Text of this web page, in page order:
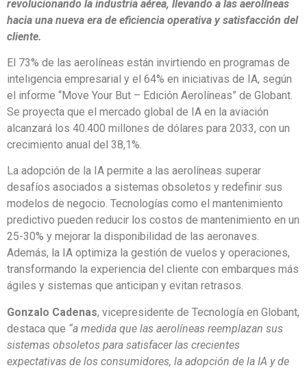
revolucionando la industria aérea, llevando a las aerolíneas
hacia una nueva era de eficiencia operativa y satisfacción del
cliente.
El 73% de las aerolíneas están invirtiendo en programas de
inteligencia empresarial y el 64% en iniciativas de IA, según
el informe “Move Your But – Edición Aerolíneas” de Globant.
Se proyecta que el mercado global de IA en la aviación
alcanzará los 40.400 millones de dólares para 2033, con un
crecimiento anual del 38,1%.
La adopción de la IA permite a las aerolíneas superar
desafíos asociados a sistemas obsoletos y redefinir sus
modelos de negocio. Tecnologías como el mantenimiento
predictivo pueden reducir los costos de mantenimiento en un
25-30% y mejorar la disponibilidad de las aeronaves.
Además, la IA optimiza la gestión de vuelos y operaciones,
transformando la experiencia del cliente con embarques más
ágiles y sistemas que anticipan y evitan retrasos.
Gonzalo Cadenas, vicepresidente de Tecnología en Globant,
destaca que “a medida que las aerolíneas reemplazan sus
sistemas obsoletos para satisfacer las crecientes
expectativas de los consumidores, la adopción de la IA y de